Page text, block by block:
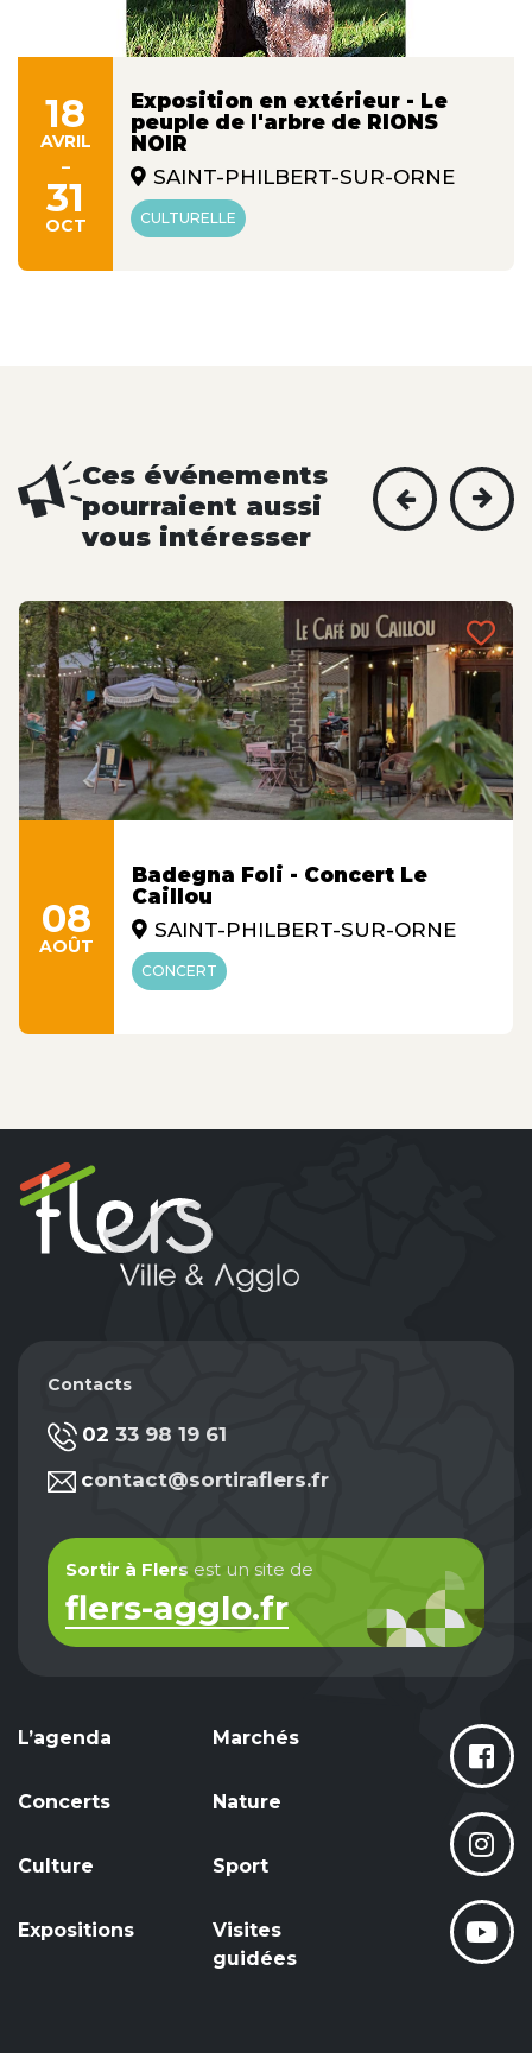
18
AVRIL
-
31
OCT
Exposition en extérieur - Le
peuple de l'arbre de RIONS
NOIR
SAINT-PHILBERT-SUR-ORNE
CULTURELLE
Ces événements
pourraient aussi
vous intéresser
08
AOÛT
Badegna Foli - Concert Le
Caillou
SAINT-PHILBERT-SUR-ORNE
CONCERT
Contacts
02 33 98 19 61
contact@sortiraflers.fr
Sortir à Flers est un site de
flers-agglo.fr
L’agenda
Concerts
Culture
Expositions
Marchés
Nature
Sport
Visites
guidées